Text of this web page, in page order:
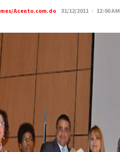
Acento.com.do 31/12/2011 · 12:00 AM